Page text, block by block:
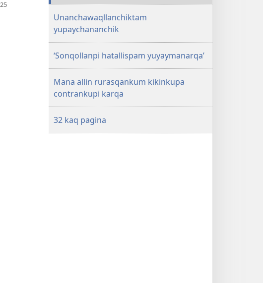
Unanchawaqllanchiktam
yupaychananchik
‘Sonqollanpi hatallispam yuyaymanarqa’
Mana allin rurasqankum kikinkupa
contrankupi karqa
32 kaq pagina